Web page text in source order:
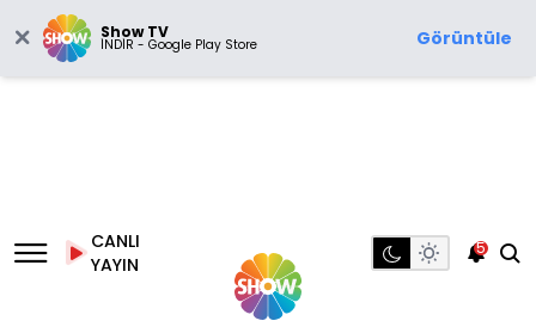
Show TV
İNDİR - Google Play Store Görüntüle
CANLI
YAYIN
5